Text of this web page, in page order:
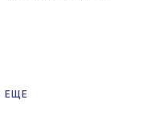
ЕЩЕ